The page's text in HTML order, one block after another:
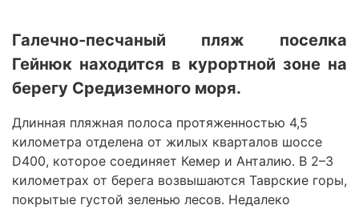
Галечно-песчаный пляж поселка
Гейнюк находится в курортной зоне на
берегу Средиземного моря.
Длинная пляжная полоса протяженностью 4,5
километра отделена от жилых кварталов шоссе
D400, которое соединяет Кемер и Анталию. В 2–3
километрах от берега возвышаются Таврские горы,
покрытые густой зеленью лесов. Недалеко